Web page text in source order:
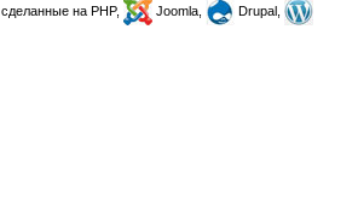
, сделанные на PHP, Joomla,
Drupal,